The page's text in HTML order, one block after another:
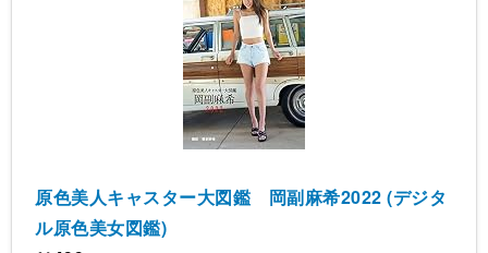
原色美人キャスター大図鑑 岡副麻希2022 (デジタ
ル原色美女図鑑)